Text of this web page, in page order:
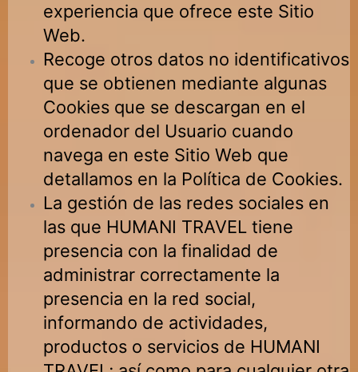
experiencia que ofrece este Sitio
Web.
Recoge otros datos no identificativos
que se obtienen mediante algunas
Cookies que se descargan en el
ordenador del Usuario cuando
navega en este Sitio Web que
detallamos en la Política de Cookies.
La gestión de las redes sociales en
las que HUMANI TRAVELtiene
presencia con la finalidad de
administrar correctamente la
presencia en la red social,
informando de actividades,
productos o servicios de HUMANI